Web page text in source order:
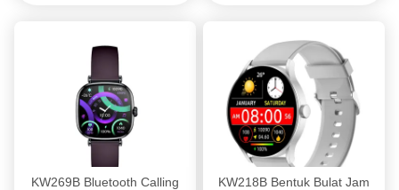
KW269B Bluetooth Calling
KW218B Bentuk Bulat Jam